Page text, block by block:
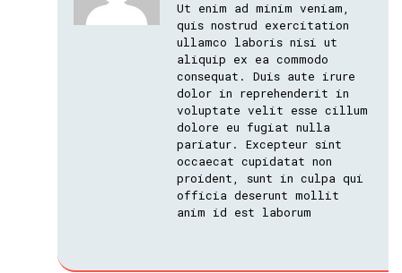
Ut enim ad minim veniam,
quis nostrud exercitation
ullamco laboris nisi ut
aliquip ex ea commodo
consequat. Duis aute irure
dolor in reprehenderit in
voluptate velit esse cillum
dolore eu fugiat nulla
pariatur. Excepteur sint
occaecat cupidatat non
proident, sunt in culpa qui
officia deserunt mollit
anim id est laborum